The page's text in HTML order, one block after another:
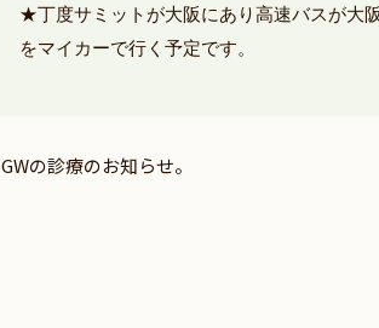
★丁度サミットが大阪にあり高速バスが大
をマイカーで行く予定です。
GWの診療のお知らせ。